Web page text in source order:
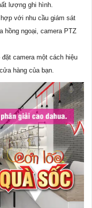
lượng ghi hình.
với nhu cầu giám sát
hồng ngoại, camera PTZ
camera một cách hiệu
hàng của bạn.